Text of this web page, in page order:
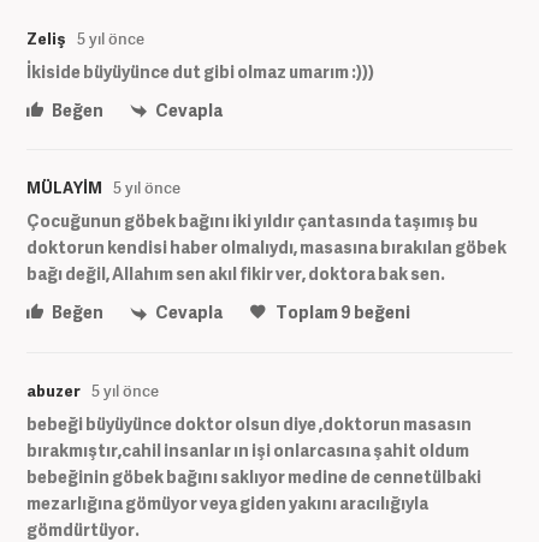
Zeliş 5 yıl önce
İkiside büyüyünce dut gibi olmaz umarım :)))
Beğen
Cevapla
MÜLAYİM 5 yıl önce
Çocuğunun göbek bağını iki yıldır çantasında taşımış bu
doktorun kendisi haber olmalıydı, masasına bırakılan göbek
bağı değil, Allahım sen akıl fikir ver, doktora bak sen.
Beğen
Cevapla Toplam9 beğeni
abuzer 5 yıl önce
bebeği büyüyünce doktor olsun diye ,doktorun masasın
bırakmıştır,cahil insanlar ın işi onlarcasına şahit oldum
bebeğinin göbek bağını saklıyor medine de cennetülbaki
mezarlığına gömüyor veya giden yakını aracılığıyla
gömdürtüyor.